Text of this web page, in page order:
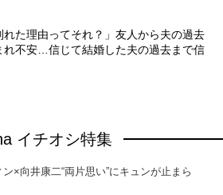
れた理由ってそれ？」友人から夫の過去
れ不安…信じて結婚した夫の過去まで信
イチオシ特集
×向井康二“両片思い”にキュンが止まら